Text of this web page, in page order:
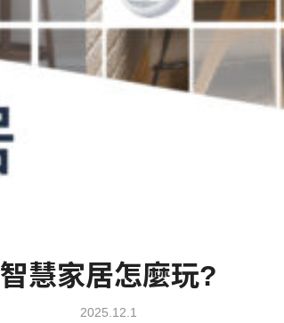
智慧家居怎麼玩?
2025.12.1